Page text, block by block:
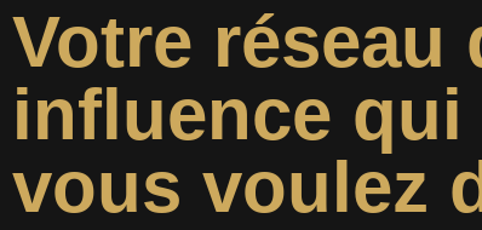
Votre réseau
influence
vous voulez